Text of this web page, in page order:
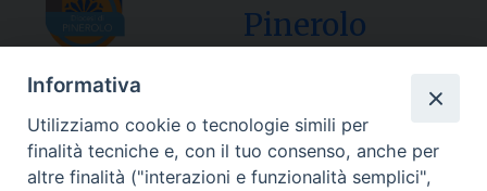
Pinerolo
Sede Curia:
Via Vescovado, 1 – 10064 Pinerolo
Informativa
Utilizziamo cookie o tecnologie simili per
finalità tecniche e, con il tuo consenso, anche per
altre finalità ("interazioni e funzionalità semplici",